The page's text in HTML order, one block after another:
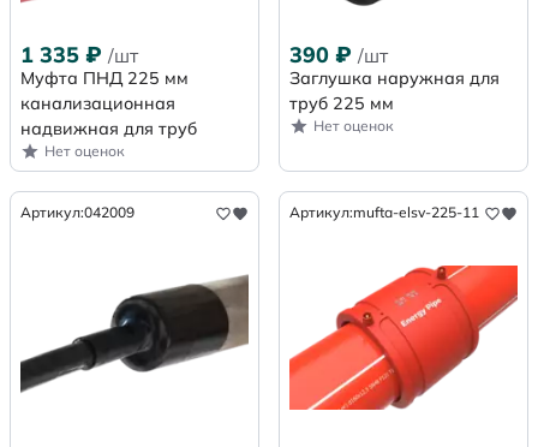
1 335 ₽ /шт
Муфта ПНД 225 мм
канализационная
надвижная для труб
Нет оценок
390 ₽ /шт
Заглушка наружная для
труб 225 мм
Нет оценок
Артикул:042009 Артикул:mufta-elsv-225-11